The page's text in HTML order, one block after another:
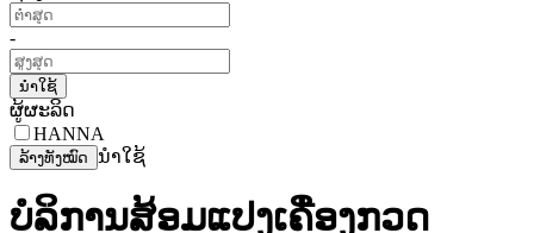
-
ນຳໃຊ້
ຜູ້ຜະລິດ
HANNA
ລ້າງທັງໝົດ ນຳໃຊ້
ບໍລິການສ້ອມແປງເຄື່ອງກວດ